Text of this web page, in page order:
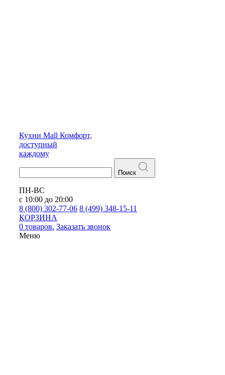
Кухни Mall Комфорт,
доступный
каждому
Поиск
ПН-ВС
с 10:00 до 20:00
8 (800) 302-77-06 8 (499) 348-15-11
КОРЗИНА
0 товаров. Заказать звонок
Меню